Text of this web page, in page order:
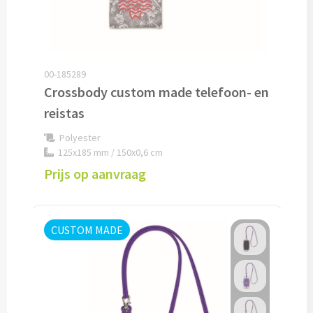
Pepernoten & Strooigoed
Schrijfwaren & Kantoorartikelen
Balpennen bedrukken
Houten balpennen bedrukken
Luxe pennen bedrukken
Alle schrijfwaren & pennen
Overige schrijfwaren
00-185289
Crossbody custom made telefoon- en
reistas
Polyester
125x185 mm / 150x0,6 cm
Prijs op aanvraag
CUSTOM MADE